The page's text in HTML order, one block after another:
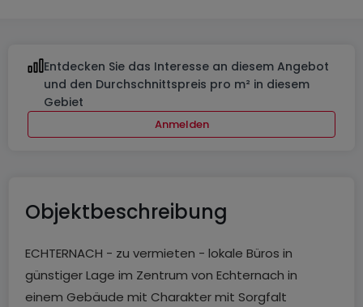
Entdecken Sie das Interesse an diesem Angebot
und den Durchschnittspreis pro m² in diesem
Gebiet
Anmelden
Objektbeschreibung
ECHTERNACH - zu vermieten - lokale Büros in
günstiger Lage im Zentrum von Echternach in
einem Gebäude mit Charakter mit Sorgfalt